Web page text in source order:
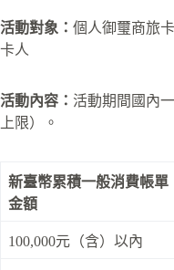
活動對象： 個人御璽商旅
卡人
活動內容： 活動期間國內
上限）。
新臺幣累積一般消費帳單
金額
100,000元（含）以內